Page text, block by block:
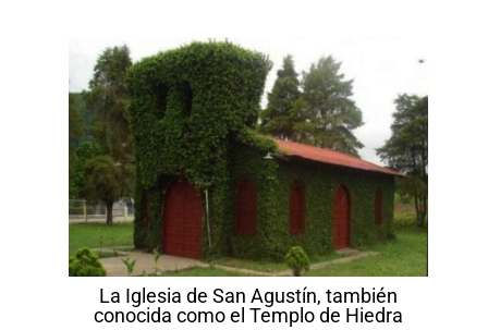
La Iglesia de San Agustín, también
conocida como el Templo de Hiedra